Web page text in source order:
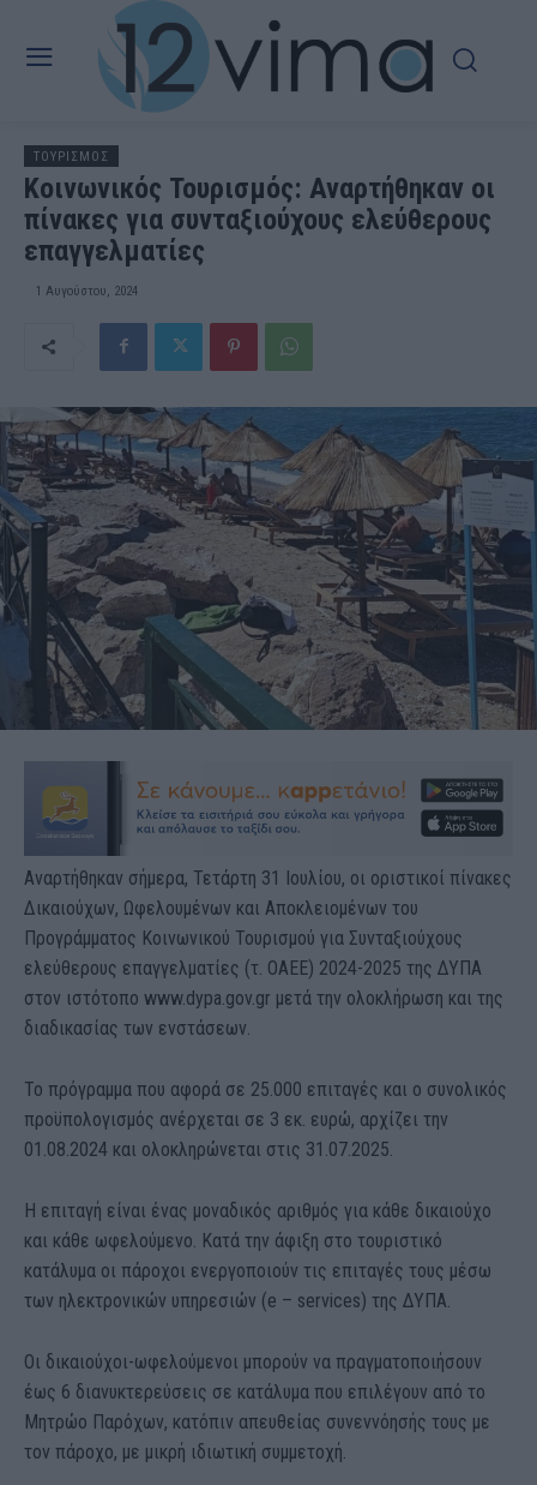
ΤΟΥΡΙΣΜΟΣ
Κοινωνικός Τουρισμός: Αναρτήθηκαν οι
πίνακες για συνταξιούχους ελεύθερους
επαγγελματίες
1 Αυγούστου, 2024
Αναρτήθηκαν σήμερα, Τετάρτη 31 Ιουλίου, οι οριστικοί πίνακες
Δικαιούχων, Ωφελουμένων και Αποκλειομένων του
Προγράμματος Κοινωνικού Τουρισμού για Συνταξιούχους
ελεύθερους επαγγελματίες (τ. ΟΑΕΕ) 2024-2025 της ΔΥΠΑ
στον ιστότοπο www.dypa.gov.gr μετά την ολοκλήρωση και της
διαδικασίας των ενστάσεων.
Το πρόγραμμα που αφορά σε 25.000 επιταγές και ο συνολικός
προϋπολογισμός ανέρχεται σε 3 εκ. ευρώ, αρχίζει την
01.08.2024 και ολοκληρώνεται στις 31.07.2025.
Η επιταγή είναι ένας μοναδικός αριθμός για κάθε δικαιούχο
και κάθε ωφελούμενο. Κατά την άφιξη στο τουριστικό
κατάλυμα οι πάροχοι ενεργοποιούν τις επιταγές τους μέσω
των ηλεκτρονικών υπηρεσιών (e – services) της ΔΥΠΑ.
Οι δικαιούχοι-ωφελούμενοι μπορούν να πραγματοποιήσουν
έως 6 διανυκτερεύσεις σε κατάλυμα που επιλέγουν από το
Μητρώο Παρόχων, κατόπιν απευθείας συνεννόησής τους με
τον πάροχο, με μικρή ιδιωτική συμμετοχή.